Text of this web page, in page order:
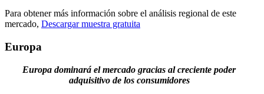
Para obtener más información sobre el análisis regional de este
mercado, Descargar muestra gratuita
Europa
Europa dominará el mercado gracias al creciente poder
adquisitivo de los consumidores